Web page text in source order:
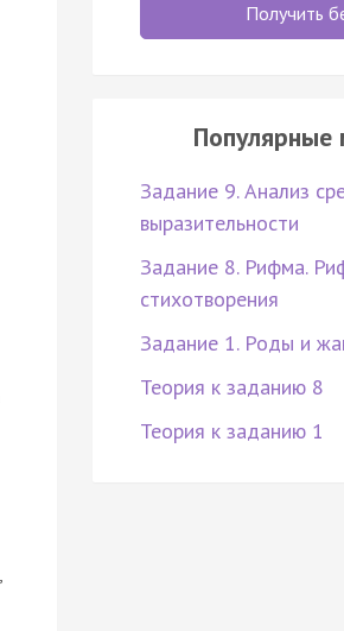
Получить
Популярные
Задание 9. Анализ
выразительности
Задание 8. Рифма.
стихотворения
Задание 1. Роды и
Теория к заданию 8
Теория к заданию 1